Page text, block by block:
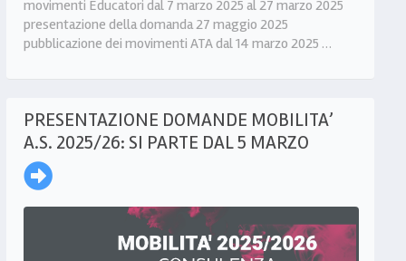
movimenti Educatori dal 7 marzo 2025 al 27 marzo 2025
presentazione della domanda 27 maggio 2025
pubblicazione dei movimenti ATA dal 14 marzo 2025 …
PRESENTAZIONE DOMANDE MOBILITA’
A.S. 2025/26: SI PARTE DAL 5 MARZO